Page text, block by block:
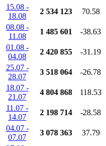
15.08 -
18.08
2 534 123 70.58
08.08 -
11.08
1 485 601 -38.63
01.08 -
04.08
2 420 855 -31.19
25.07 -
28.07
3 518 064 -26.78
18.07 -
21.07
4 804 868 118.53
11.07 -
14.07
2 198 714 -28.58
04.07 -
07.07
3 078 363 37.79